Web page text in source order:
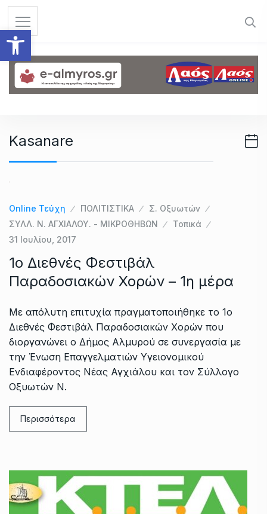
Ανοίξτε τη γραμμή
Kasanare
Online Τεύχη ΠΟΛΙΤΙΣΤΙΚΑ
Σ. Οξυωτών
ΣΥΛΛ. Ν. ΑΓΧΙΑΛΟΥ. - ΜΙΚΡΟΘΗΒΩΝ
Τοπικά
31 Ιουλίου, 2017
1ο Διεθνές Φεστιβάλ
Παραδοσιακών Χορών – 1η μέρα
Με απόλυτη επιτυχία πραγματοποιήθηκε το 1ο
Διεθνές Φεστιβάλ Παραδοσιακών Χορών που
διοργανώνει ο Δήμος Αλμυρού σε συνεργασία με
την Ένωση Επαγγελματιών Υγειονομικού
Ενδιαφέροντος Νέας Αγχιάλου και τον Σύλλογο
Οξυωτών Ν.
Περισσότερα